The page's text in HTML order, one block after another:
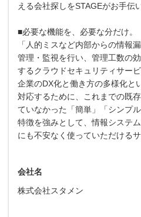
える会社探しをSTAGEがお手伝
■必要な機能を、必要な分だけ。
「人的ミスなど内部からの情報
管理・監視を行い、管理工数の
するクラウドセキュリティサービ
企業のDX化と働き方の多様化と
対応するために、これまでの既
ていなかった「簡単」「シンプ
特徴を強みとして、情報システ
にも不安なく使っていただける
会社名
株式会社スタメン